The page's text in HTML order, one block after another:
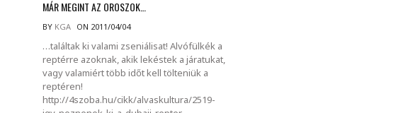
MÁR MEGINT AZ OROSZOK…
BY KGA ON 2011/04/04
…találtak ki valami zseniálisat! Alvófülkék a
reptérre azoknak, akik lekéstek a járatukat,
vagy valamiért több időt kell tölteniük a
reptéren!
http://4szoba.hu/cikk/alvaskultura/2519-